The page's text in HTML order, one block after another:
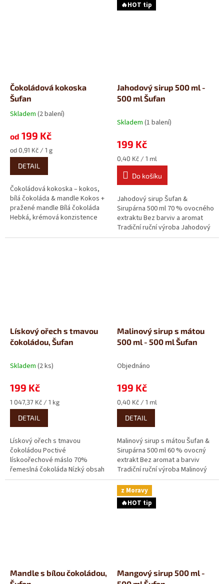
Čokoládová kokoska
Šufan
Průměrné
produktu
5,0
5
hvězdiček.
Skladem (2 balení)
od 199 Kč
Měrná
cena:
od 0,91 Kč / 1 g
DETAIL
Čokoládová kokoska – kokos,
bílá čokoláda & mandle Kokos +
pražené mandle Bílá čokoláda
Hebká, krémová konzistence
🔥HOT tip
Jahodový sirup 500 ml -
500 ml Šufan
Skladem (1 balení)
199 Kč
Měrná
cena:
0,40 Kč / 1 ml
Do košíku
Jahodový sirup Šufan &
Sirupárna 500 ml 70 % ovocného
extraktu Bez barviv a aromat
Tradiční ruční výroba Jahodový
sirup chutná jako...
Lískový ořech s tmavou
čokoládou, Šufan
Skladem (2 ks)
199 Kč
Měrná
cena:
1 047,37 Kč / 1 kg
DETAIL
Lískový ořech s tmavou
čokoládou Poctivé
lískoořechové máslo 70%
řemeslná čokoláda Nízký obsah
cukru To nejpoctivější
Malinový sirup s mátou
500 ml - 500 ml Šufan
Objednáno
199 Kč
Měrná
cena:
0,40 Kč / 1 ml
DETAIL
Malinový sirup s mátou Šufan &
Sirupárna 500 ml 60 % ovocný
extrakt Bez aromat a barviv
Tradiční ruční výroba Malinový
sirup s mátou chutná...
Mandle s bílou čokoládou,
z Moravy
🔥HOT tip
Mangový sirup 500 ml -